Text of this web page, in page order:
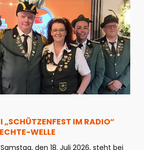
„SCHÜTZENFEST IM RADIO“
WELLE
den 18. Juli 2026, steht bei